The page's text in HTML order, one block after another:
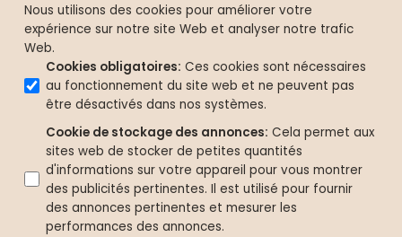
Nous utilisons des cookies pour améliorer votre
expérience sur notre site Web et analyser notre trafic
Web.
Cookies obligatoires: Ces cookies sont nécessaires
au fonctionnement du site web et ne peuvent pas
être désactivés dans nos systèmes.
Cookie de stockage des annonces: Cela permet aux
sites web de stocker de petites quantités
d'informations sur votre appareil pour vous montrer
des publicités pertinentes. Il est utilisé pour fournir
des annonces pertinentes et mesurer les
performances des annonces.